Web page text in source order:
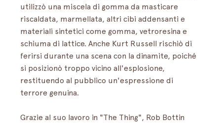
utilizzò una miscela di gomma da masticare
riscaldata, marmellata, altri cibi addensanti e
materiali sintetici come gomma, vetroresina e
schiuma di lattice. Anche Kurt Russell rischiò di
ferirsi durante una scena con la dinamite, poiché
si posizionò troppo vicino all'esplosione,
restituendo al pubblico un'espressione di
terrore genuina.
Grazie al suo lavoro in "The Thing", Rob Bottin